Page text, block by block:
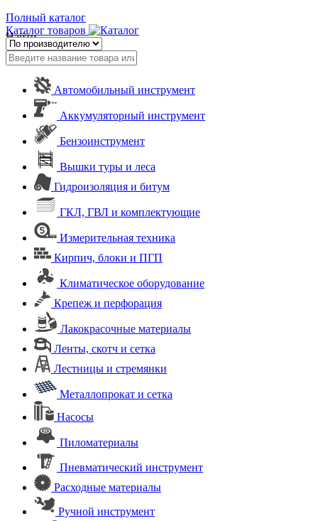
Полный каталог
Каталог товаров
Найти
Автомобильный инструмент
Аккумуляторный инструмент
Бензоинструмент
Вышки туры и леса
Гидроизоляция и битум
ГКЛ, ГВЛ и комплектующие
Измерительная техника
Кирпич, блоки и ПГП
Климатическое оборудование
Крепеж и перфорация
Лакокрасочные материалы
Ленты, скотч и сетка
Лестницы и стремянки
Металлопрокат и сетка
Насосы
Пиломатериалы
Пневматический инструмент
Расходные материалы
Ручной инструмент